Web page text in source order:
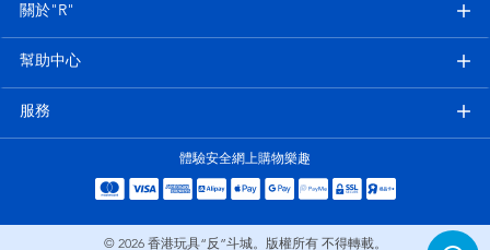
關於"R"
幫助中心
服務
體驗安全網上購物樂趣
© 2026 香港玩具“反”斗城。版權所有 不得轉載。